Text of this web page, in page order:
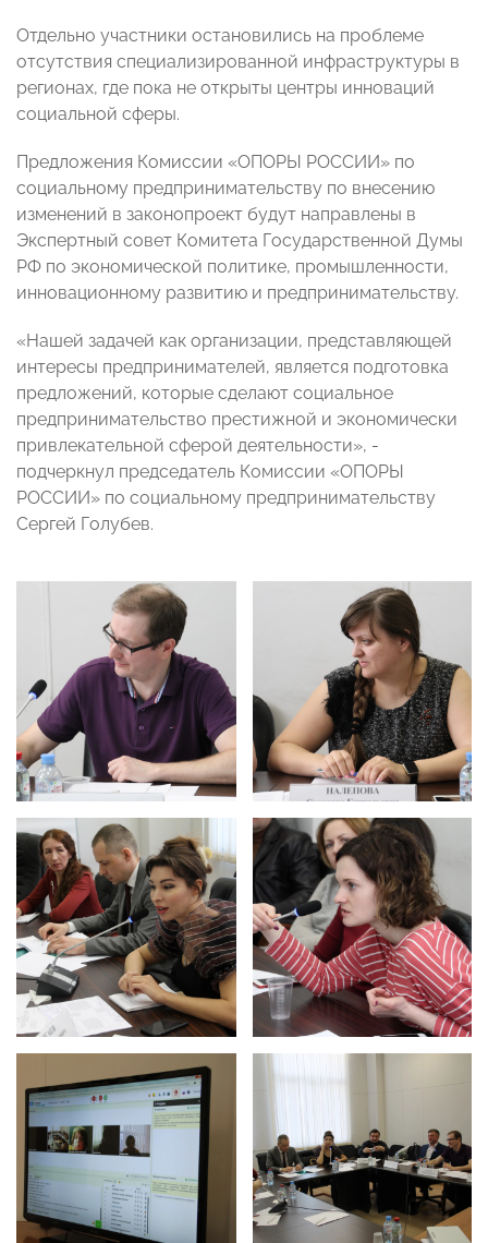
Отдельно участники остановились на проблеме
отсутствия специализированной инфраструктуры в
регионах, где пока не открыты центры инноваций
социальной сферы.
Предложения Комиссии «ОПОРЫ РОССИИ» по
социальному предпринимательству по внесению
изменений в законопроект будут направлены в
Экспертный совет Комитета Государственной Думы
РФ по экономической политике, промышленности,
инновационному развитию и предпринимательству.
«Нашей задачей как организации, представляющей
интересы предпринимателей, является подготовка
предложений, которые сделают социальное
предпринимательство престижной и экономически
привлекательной сферой деятельности», -
подчеркнул председатель Комиссии «ОПОРЫ
РОССИИ» по социальному предпринимательству
Сергей Голубев.